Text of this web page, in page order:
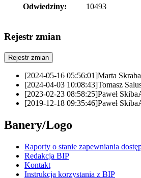
Odwiedziny:
10493
Rejestr zmian
Rejestr zmian
[2024-05-16 05:56:01]Marta Skraba
[2024-04-03 10:08:43]Tomasz
[2023-02-23 08:58:25]Paweł Skiba
[2019-12-18 09:35:46]Paweł Skiba
Banery/Logo
Raporty o stanie zapewniania
Redakcja BIP
Kontakt
Instrukcja korzystania z BIP